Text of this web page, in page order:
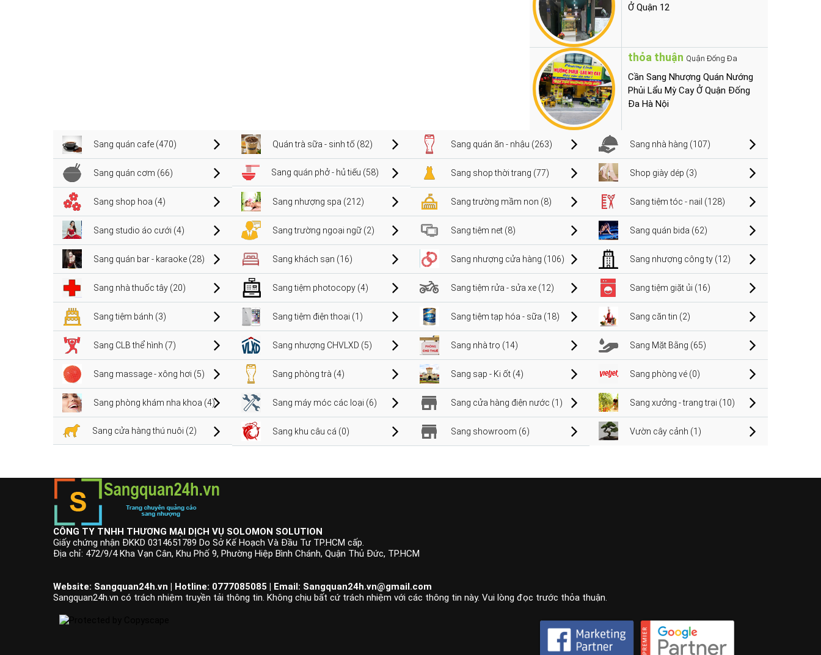
Ở Quận 12
thỏa thuận Quận Đống Đa
Cần Sang Nhượng Quán Nướng
Phủi Lẩu Mỳ Cay Ở Quận Đống
Đa Hà Nội
Sang quán cafe (470) Quán trà sữa - sinh tố (82) Sang quán ăn - nhậu (263) Sang nhà hàng (107)
Sang quán cơm (66) Sang quán phở - hủ tiếu (58) Sang shop thời trang (77) Shop giày dép (3)
Sang shop hoa (4) Sang nhượng spa (212) Sang trường mầm non (8) Sang tiệm tóc - nail (128)
Sang studio áo cưới (4) Sang trường ngoại ngữ (2) Sang tiệm net (8) Sang quán bida (62)
Sang quán bar - karaoke (28) Sang khách sạn (16) Sang nhượng cửa hàng (106) Sang nhượng công ty (12)
Sang nhà thuốc tây (20) Sang tiệm photocopy (4) Sang tiệm rửa - sửa xe (12) Sang tiệm giặt ủi (16)
Sang tiệm bánh (3) Sang tiệm điện thoại (1) Sang tiệm tạp hóa - sữa (18) Sang căn tin (2)
Sang CLB thể hình (7) Sang nhượng CHVLXD (5) Sang nhà trọ (14) Sang Mặt Bằng (65)
Sang massage - xông hơi (5) Sang phòng trà (4) Sang sạp - Ki ốt (4) Sang phòng vé (0)
Sang phòng khám nha khoa (4) Sang máy móc các loại (6) Sang cửa hàng điện nước (1) Sang xưởng - trang trại (10)
Sang cửa hàng thú nuôi (2) Sang khu câu cá (0) Sang showroom (6) Vườn cây cảnh (1)
CÔNG TY TNHH THƯƠNG MẠI DỊCH VỤ SOLOMON SOLUTION
Giấy chứng nhận ĐKKD 0314651789 Do Sở Kế Hoạch Và Đầu Tư TP.HCM cấp.
Địa chỉ: 472/9/4 Kha Vạn Cân, Khu Phố 9, Phường Hiệp Bình Chánh, Quận Thủ Đức, TP.HCM
Website: Sangquan24h.vn | Hotline: 0777085085 | Email: Sangquan24h.vn@gmail.com
Sangquan24h.vn có trách nhiệm truyền tải thông tin. Không chịu bất cứ trách nhiệm với các thông tin này. Vui lòng đọc trước thỏa thuận.